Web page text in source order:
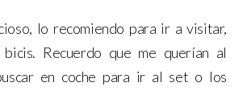
lo recomiendo para ir a visitar,
Recuerdo que me querían al
en coche para ir al set o los